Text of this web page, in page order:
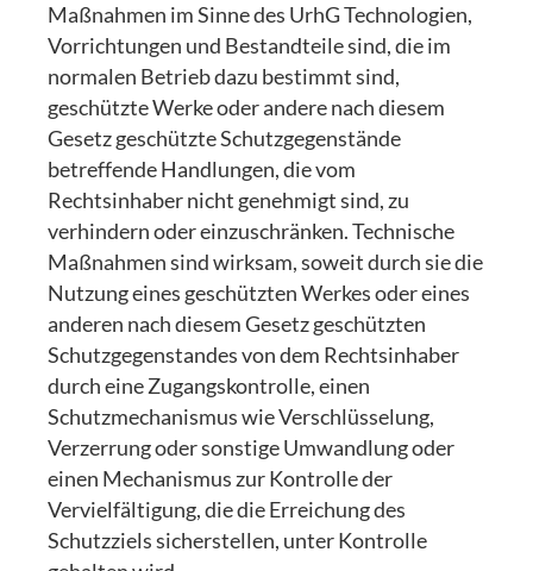
Maßnahmen im Sinne des UrhG Technologien,
Vorrichtungen und Bestandteile sind, die im
normalen Betrieb dazu bestimmt sind,
geschützte Werke oder andere nach diesem
Gesetz geschützte Schutzgegenstände
betreffende Handlungen, die vom
Rechtsinhaber nicht genehmigt sind, zu
verhindern oder einzuschränken. Technische
Maßnahmen sind wirksam, soweit durch sie die
Nutzung eines geschützten Werkes oder eines
anderen nach diesem Gesetz geschützten
Schutzgegenstandes von dem Rechtsinhaber
durch eine Zugangskontrolle, einen
Schutzmechanismus wie Verschlüsselung,
Verzerrung oder sonstige Umwandlung oder
einen Mechanismus zur Kontrolle der
Vervielfältigung, die die Erreichung des
Schutzziels sicherstellen, unter Kontrolle